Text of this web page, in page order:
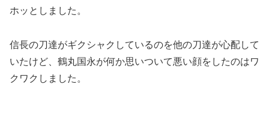
ホッとしました。
信長の刀達がギクシャクしているのを他の刀達が心配して
いたけど、鶴丸国永が何か思いついて悪い顔をしたのはワ
クワクしました。